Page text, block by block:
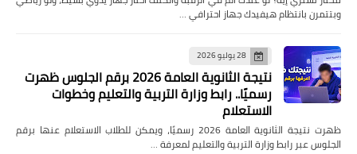
وبتتمرن بانتظام هيفيدك جهاز احترافي …
28 يوليو 2026
نتيجة الثانوية العامة 2026 برقم الجلوس ظهرت
رسميًا.. رابط وزارة التربية والتعليم وخطوات
الاستعلام
ظهرت نتيجة الثانوية العامة 2026 رسميًا، ويمكن للطلاب الاستعلام عنها برقم
الجلوس عبر رابط وزارة التربية والتعليم لمعرفة …